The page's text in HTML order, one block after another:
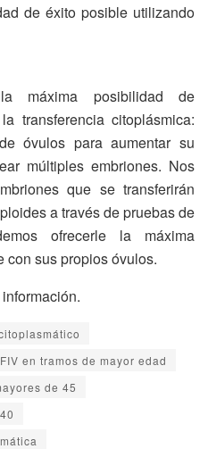
de éxito posible utilizando
máxima posibilidad de
transferencia citoplásmica:
óvulos para aumentar su
múltiples embriones. Nos
que se transferirán
a través de pruebas de
ofrecerle la máxima
sus propios óvulos.
FIV en tramos de mayor edad
de 45